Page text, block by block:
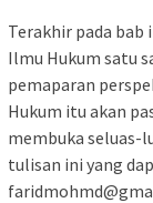
Terakhir pada
Ilmu Hukum satu
pemaparan
Hukum itu akan
membuka seluas-
tulisan ini yang